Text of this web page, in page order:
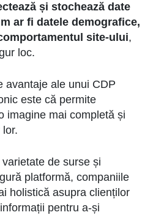
și stochează date
ar fi datele demografice,
site-ului,
loc.
avantaje ale unui CDP
este că permite
imagine mai completă și
de surse și
platformă, companiile
holistică asupra clienților
pentru a-și